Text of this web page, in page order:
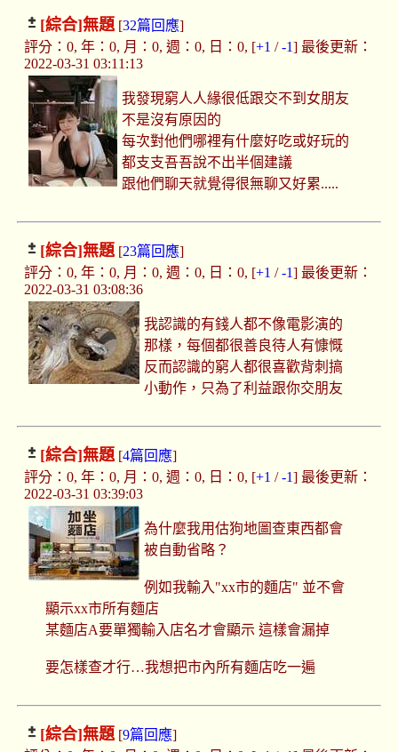
[綜合]無題[32篇回應]
評分：0, 年：0, 月：0, 週：0, 日：0, [+1 /-1] 最後更新：
2022-03-31 03:11:13
我發現窮人人緣很低跟交不到女朋友
不是沒有原因的
每次對他們哪裡有什麼好吃或好玩的
都支支吾吾說不出半個建議
跟他們聊天就覺得很無聊又好累.....
[綜合]無題[23篇回應]
評分：0, 年：0, 月：0, 週：0, 日：0, [+1 /-1] 最後更新：
2022-03-31 03:08:36
我認識的有錢人都不像電影演的
那樣，每個都很善良待人有慷慨
反而認識的窮人都很喜歡背刺搞
小動作，只為了利益跟你交朋友
[綜合]無題[4篇回應]
評分：0, 年：0, 月：0, 週：0, 日：0, [+1 /-1] 最後更新：
2022-03-31 03:39:03
為什麼我用估狗地圖查東西都會
被自動省略？
例如我輸入"xx市的麵店" 並不會
顯示xx市所有麵店
某麵店A要單獨輸入店名才會顯示 這樣會漏掉
要怎樣查才行…我想把市內所有麵店吃一遍
[綜合]無題[9篇回應]